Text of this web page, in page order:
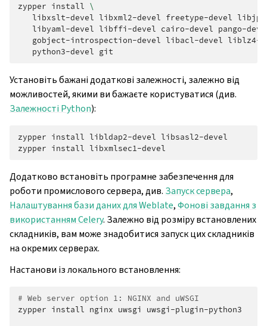
zypper install \
libxslt-devel libxml2-devel freetype-devel
libyaml-devel libffi-devel cairo-devel pango-
gobject-introspection-devel libacl-devel liblz4-
python3-devel
Установіть бажані додаткові залежності, залежно від
можливостей, якими ви бажаєте користуватися (див.
Залежності Python):
zypper install libldap2-devel libsasl2-devel
zypper install
Додатково встановіть програмне забезпечення для
роботи промислового сервера, див. Запуск сервера,
Налаштування бази даних для Weblate,Фонові завдання з
використанням Celery. Залежно від розміру встановлених
складників, вам може знадобитися запуск цих складників
на окремих серверах.
Настанови із локального встановлення:
# Web server option 1: NGINX and uWSGI
zypper install nginx uwsgi uwsgi-plugin-python3